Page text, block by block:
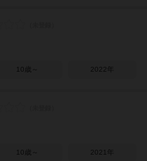
10歳～ 2022年
10歳～ 2021年